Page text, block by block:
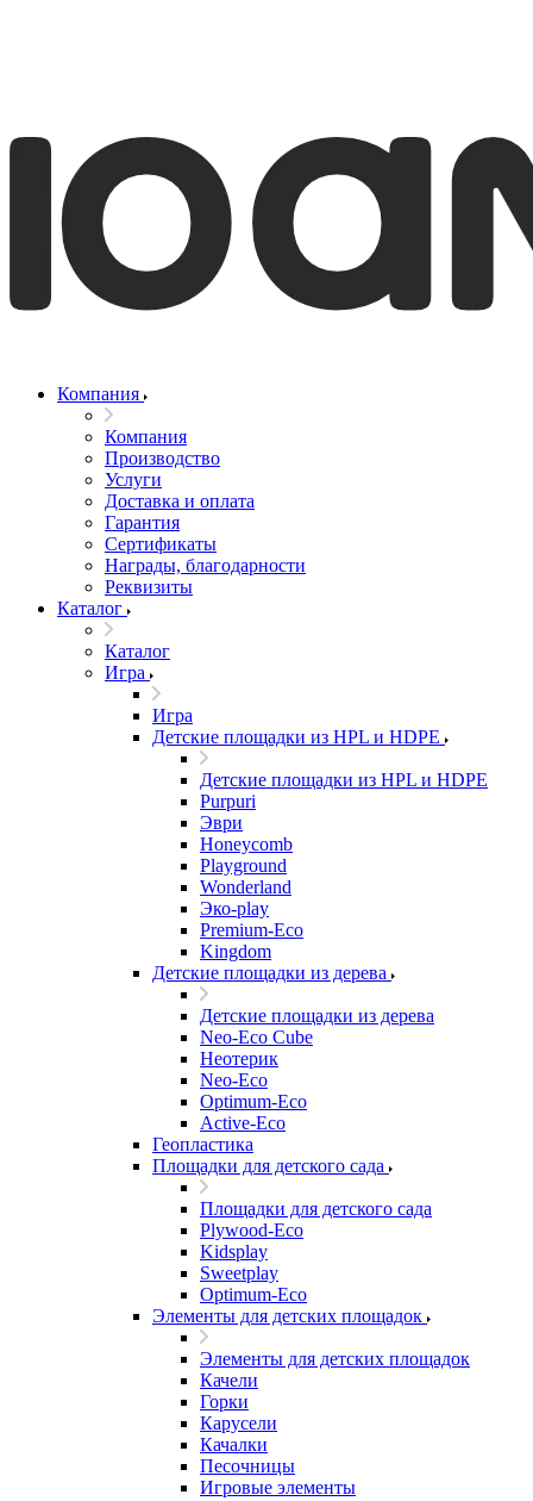
Компания
Компания
Производство
Услуги
Доставка и оплата
Гарантия
Сертификаты
Награды, благодарности
Реквизиты
Каталог
Каталог
Игра
Игра
Детские площадки из HPL и HDPE
Детские площадки из HPL и HDPE
Purpuri
Эври
Honeycomb
Playground
Wonderland
Эко-play
Premium-Eco
Kingdom
Детские площадки из дерева
Детские площадки из дерева
Neo-Eco Cube
Неотерик
Neo-Eco
Оptimum-Еco
Active-Eco
Геопластика
Площадки для детского сада
Площадки для детского сада
Plywood-Eco
Kidsplay
Sweetplay
Оptimum-Еco
Элементы для детских площадок
Элементы для детских площадок
Качели
Горки
Карусели
Качалки
Песочницы
Игровые элементы